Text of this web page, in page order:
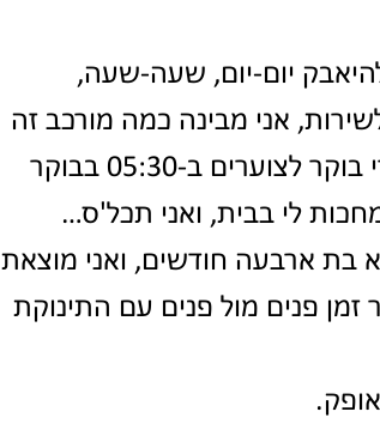
יום-יום, שעה-שעה,
אני מבינה כמה מורכב זה
הולך להיות… לחזור לתפקיד שמתחיל במסדרי בוקר לצוערים ב-05:30 בבוקר
בנות מחכות לי בבית, ואני תכל'ס…
בת ארבעה חודשים, ואני מוצאת
פנים מול פנים עם התינוקת